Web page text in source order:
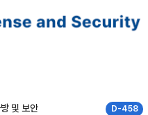
D-458
및 보안